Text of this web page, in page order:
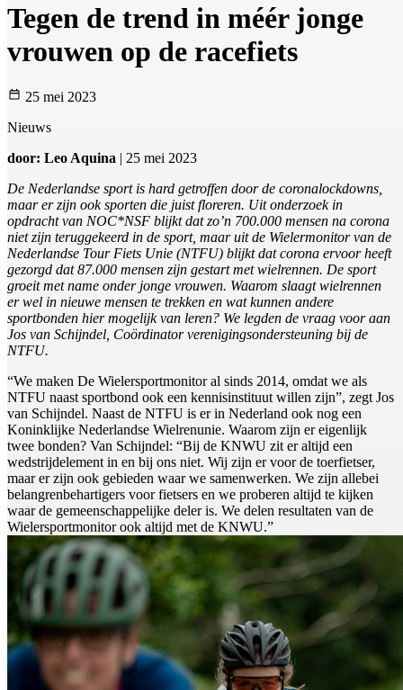
Tegen de trend in méér jonge
vrouwen op de racefiets
25 mei 2023
Nieuws
door: Leo Aquina | 25 mei 2023
De Nederlandse sport is hard getroffen door de coronalockdowns,
maar er zijn ook sporten die juist floreren. Uit onderzoek in
opdracht van NOC*NSF blijkt dat zo’n 700.000 mensen na corona
niet zijn teruggekeerd in de sport, maar uit de Wielermonitor van de
Nederlandse Tour Fiets Unie (NTFU) blijkt dat corona ervoor heeft
gezorgd dat 87.000 mensen zijn gestart met wielrennen. De sport
groeit met name onder jonge vrouwen. Waarom slaagt wielrennen
er wel in nieuwe mensen te trekken en wat kunnen andere
sportbonden hier mogelijk van leren? We legden de vraag voor aan
Jos van Schijndel, Coördinator verenigingsondersteuning bij de
NTFU.
“We maken De Wielersportmonitor al sinds 2014, omdat we als
NTFU naast sportbond ook een kennisinstituut willen zijn”, zegt Jos
van Schijndel. Naast de NTFU is er in Nederland ook nog een
Koninklijke Nederlandse Wielrenunie. Waarom zijn er eigenlijk
twee bonden? Van Schijndel: “Bij de KNWU zit er altijd een
wedstrijdelement in en bij ons niet. Wij zijn er voor de toerfietser,
maar er zijn ook gebieden waar we samenwerken. We zijn allebei
belangrenbehartigers voor fietsers en we proberen altijd te kijken
waar de gemeenschappelijke deler is. We delen resultaten van de
Wielersportmonitor ook altijd met de KNWU.”